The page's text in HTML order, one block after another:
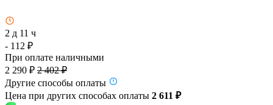
2 д 11 ч
- 112 ₽
При оплате наличными
2 290 ₽ 2 402 ₽
Другие способы оплаты
Цена при других способах оплаты 2 611 ₽